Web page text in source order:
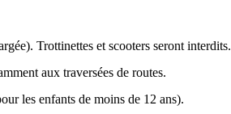
Trottinettes et scooters seront interdits.
aux traversées de routes.
les enfants de moins de 12 ans).